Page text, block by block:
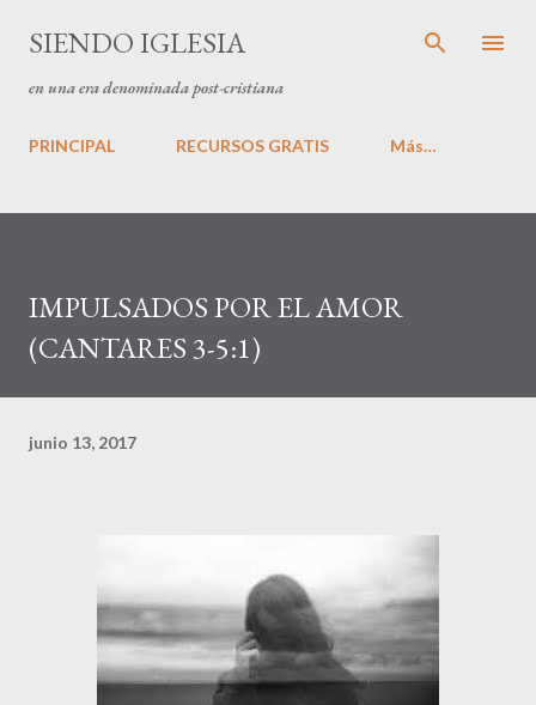
Ir al contenido principal
SIENDO IGLESIA
en una era denominada post-cristiana
PRINCIPAL RECURSOS GRATIS Más…
IMPULSADOS POR EL AMOR
(CANTARES 3-5:1)
junio 13, 2017